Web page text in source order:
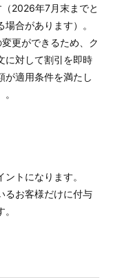
2026年7月末までと
合があります）。
更ができるため、ク
に対して割引を即時
が適用条件を満たし
トになります。
るお客様だけに付与